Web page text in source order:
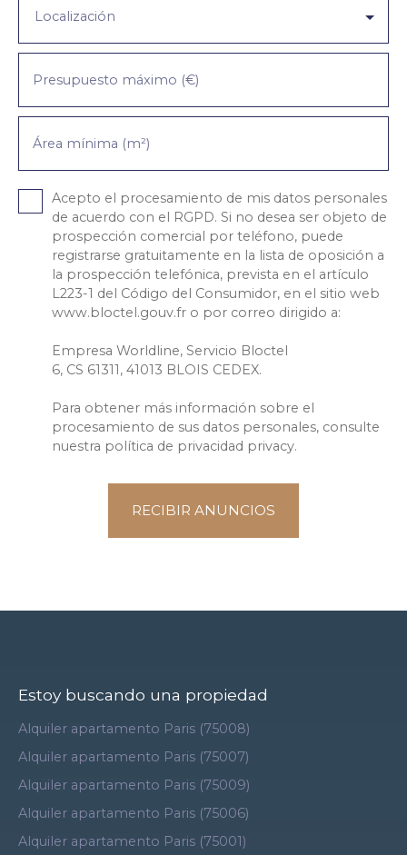
Localización
Presupuesto máximo (€)
Área mínima (m²)
Acepto el procesamiento de mis datos personales
de acuerdo con el RGPD. Si no desea ser objeto de
prospección comercial por teléfono, puede
registrarse gratuitamente en la lista de oposición a
la prospección telefónica, prevista en el artículo
L223-1 del Código del Consumidor, en el sitio web
www.bloctel.gouv.fr o por correo dirigido a:
Empresa Worldline, Servicio Bloctel
6, CS 61311, 41013 BLOIS CEDEX.
Para obtener más información sobre el
procesamiento de sus datos personales, consulte
nuestra política de privacidad privacy.
RECIBIR ANUNCIOS
Estoy buscando una propiedad
Alquiler apartamento Paris (75008)
Alquiler apartamento Paris (75007)
Alquiler apartamento Paris (75009)
Alquiler apartamento Paris (75006)
Alquiler apartamento Paris (75001)